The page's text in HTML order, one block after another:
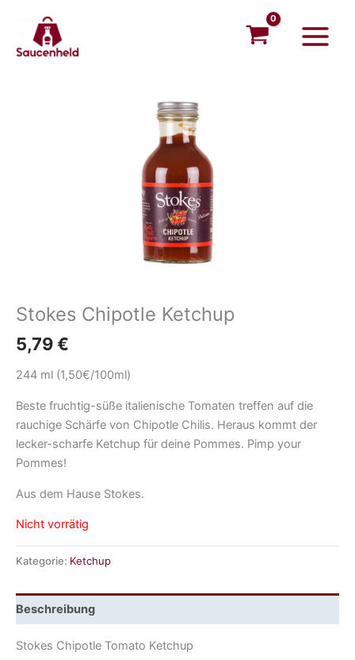
springen
Menu
Stokes Chipotle Ketchup
5,79€
244 ml (1,50€/100ml)
Beste fruchtig-süße italienische Tomaten treffen auf die
rauchige Schärfe von Chipotle Chilis. Heraus kommt der
lecker-scharfe Ketchup für deine Pommes. Pimp your
Pommes!
Aus dem Hause Stokes.
Nicht vorrätig
Kategorie: Ketchup
Beschreibung
Stokes Chipotle Tomato Ketchup